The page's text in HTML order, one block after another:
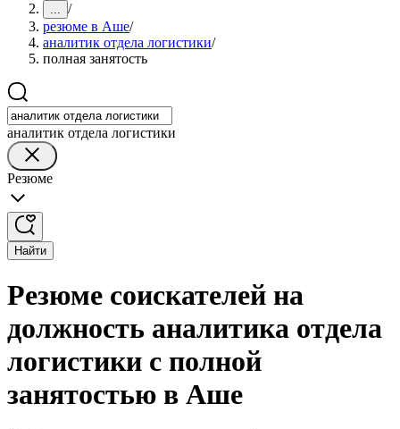
... /
резюме в Аше/
аналитик отдела логистики/
полная занятость
аналитик отдела логистики
Резюме
Найти
Резюме соискателей на
должность аналитика отдела
логистики с полной
занятостью в Аше